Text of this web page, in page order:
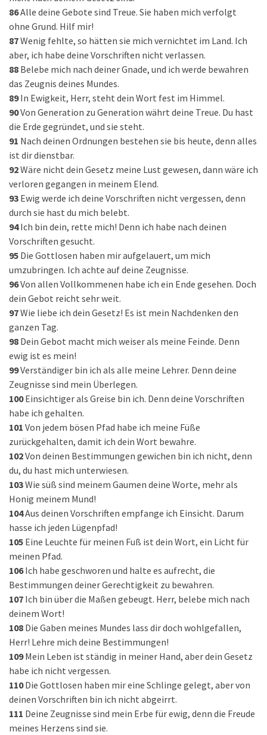
86Alle deine Gebote sind Treue. Sie haben mich verfolgt
ohne Grund. Hilf mir!
87Wenig fehlte, so hätten sie mich vernichtet im Land. Ich
aber, ich habe deine Vorschriften nicht verlassen.
88 Belebe mich nach deiner Gnade, und ich werde bewahren
das Zeugnis deines Mundes.
89 In Ewigkeit, Herr, steht dein Wort fest im Himmel.
90Von Generation zu Generation währt deine Treue. Du hast
die Erde gegründet, und sie steht.
91 Nach deinen Ordnungen bestehen sie bis heute, denn alles
ist dir dienstbar.
92Wäre nicht dein Gesetz meine Lust gewesen, dann wäre ich
verloren gegangen in meinem Elend.
93 Ewig werde ich deine Vorschriften nicht vergessen, denn
durch sie hast du mich belebt.
94 Ich bin dein, rette mich! Denn ich habe nach deinen
Vorschriften gesucht.
95 Die Gottlosen haben mir aufgelauert, um mich
umzubringen. Ich achte auf deine Zeugnisse.
96Von allen Vollkommenen habe ich ein Ende gesehen. Doch
dein Gebot reicht sehr weit.
97Wie liebe ich dein Gesetz! Es ist mein Nachdenken den
ganzen Tag.
98 Dein Gebot macht mich weiser als meine Feinde. Denn
ewig ist es mein!
99Verständiger bin ich als alle meine Lehrer. Denn deine
Zeugnisse sind mein Überlegen.
100 Einsichtiger als Greise bin ich. Denn deine Vorschriften
habe ich gehalten.
101 Von jedem bösen Pfad habe ich meine Füße
zurückgehalten, damit ich dein Wort bewahre.
102Von deinen Bestimmungen gewichen bin ich nicht, denn
du, du hast mich unterwiesen.
103Wie süß sind meinem Gaumen deine Worte, mehr als
Honig meinem Mund!
104Aus deinen Vorschriften empfange ich Einsicht. Darum
hasse ich jeden Lügenpfad!
105 Eine Leuchte für meinen Fuß ist dein Wort, ein Licht für
meinen Pfad.
106 Ich habe geschworen und halte es aufrecht, die
Bestimmungen deiner Gerechtigkeit zu bewahren.
107 Ich bin über die Maßen gebeugt. Herr, belebe mich nach
deinem Wort!
108 Die Gaben meines Mundes lass dir doch wohlgefallen,
Herr! Lehre mich deine Bestimmungen!
109 Mein Leben ist ständig in meiner Hand, aber dein Gesetz
habe ich nicht vergessen.
110 Die Gottlosen haben mir eine Schlinge gelegt, aber von
deinen Vorschriften bin ich nicht abgeirrt.
111 Deine Zeugnisse sind mein Erbe für ewig, denn die Freude
meines Herzens sind sie.